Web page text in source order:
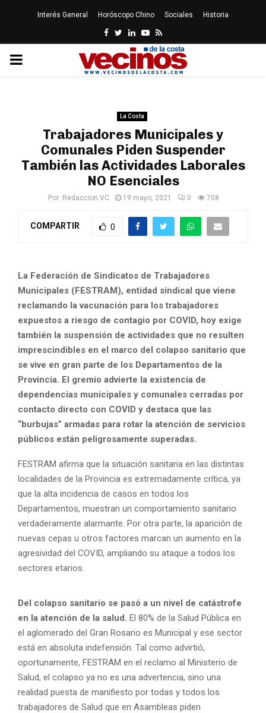
Interés General Horóscopo Chino Sociales Historia
Facebook
Twitter
LinkedinYoutube
Rss
PRIMARY
La Costa
Trabajadores Municipales y
Comunales Piden Suspender
También las Actividades Laborales
NO Esenciales
Por: Redaccion VC 19 mayo, 2021 0 708
COMPARTIR 0
La Federación de Sindicatos de Trabajadores
Municipales (FESTRAM), entidad sindical que viene
reclamando la vacunación para los trabajadores
expuestos a riesgo de contagio por COVID, hoy exige
también la suspensión de actividades que no resulten
imprescindibles en el marco del colapso sanitario que
se vive en gran parte de los Departamentos de la
Provincia. El gremio advierte la existencia de
dependencias municipales y comunales cerradas por
contacto directo con COVID y destaca que las
“burbujas” armadas para rotar la atención de servicios
públicos están peligrosamente superadas.
FESTRAM afirma que la situación sanitaria en las distintas
localidades de la Provincia es extremadamente crítica, ya
que la alta incidencia de casos en todos los
Departamentos, muestran un comportamiento sanitario
verdaderamente alarmante. Por otra parte, la aparición de
nuevas cepas u otros factores marcan un aumento en la
agresividad del COVID, ampliando su ataque a todos los
sectores etarios.
Del colapso sanitario se pasó a un nivel de catástrofe
en la atención de la salud. El 80% de la Salud Pública en
el aglomerado del Gran Rosario es Municipal y ese sector
está en absoluta indefensión. Tal como advirtió,
oportunamente, FESTRAM en el reclamo al Ministerio de
Salud, el colapso ya no es una advertencia, sino una
realidad puesta de manifiesto por todas y todos los
trabajadores de Salud que en Asambleas piden